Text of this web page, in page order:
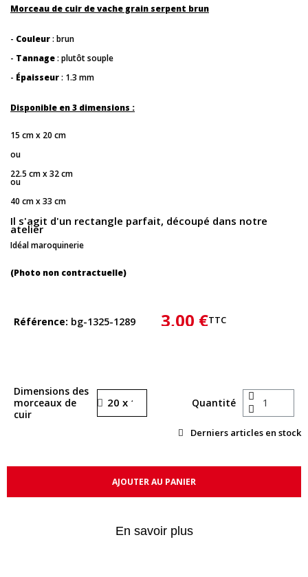
Morceau de cuir de vache grain serpent brun
- Couleur: brun
- Tannage: plutôt souple
- Épaisseur: 1.3 mm
Disponible en 3 dimensions :
15 cm x 20 cm
ou
22.5 cm x 32 cm
ou
40 cm x 33 cm
Il s'agit d'un rectangle parfait, découpé dans notre
atelier
Idéal maroquinerie
(Photo non contractuelle)
Référence bg-1325-1289 3,00 €TTC
Dimensions des
morceaux de
cuir
Quantité
Derniers articles en stock
AJOUTER AU PANIER
En savoir plus